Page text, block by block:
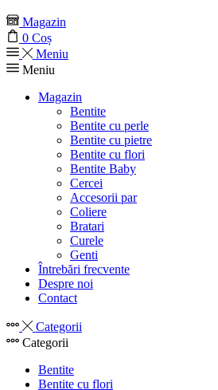
Magazin
0 Coș
Meniu
Meniu
Magazin
Bentite
Bentite cu perle
Bentite cu pietre
Bentite cu flori
Bentite Baby
Cercei
Accesorii par
Coliere
Bratari
Curele
Genti
Întrebări frecvente
Despre noi
Contact
Categorii
Categorii
Bentite
Bentite cu flori